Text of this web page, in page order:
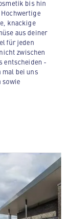
bis hin
knackige
aus deiner
für jeden
zwischen
entscheiden -
mal bei uns
sowie